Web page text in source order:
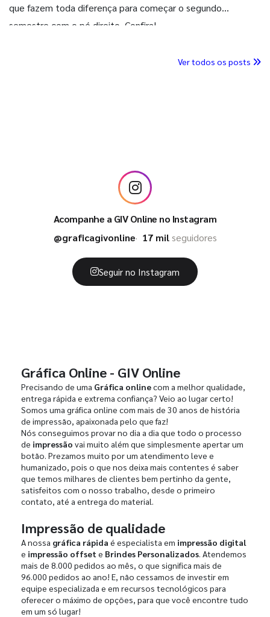
que fazem toda diferença para começar o segundo
semestre com o pé direito. Confira!
Ver todos os posts
Acompanhe a GIV Online no Instagram
@graficagivonline
17 milseguidores
Seguir no Instagram
Gráfica Online - GIV Online
Precisando de uma Gráfica onlinecom a melhor qualidade,
entrega rápida e extrema confiança? Veio ao lugar certo!
Somos uma gráfica online com mais de 30 anos de história
de impressão, apaixonada pelo que faz!
Nós conseguimos provar no dia a dia que todo o processo
de impressão vai muito além que simplesmente apertar um
botão. Prezamos muito por um atendimento leve e
humanizado, pois o que nos deixa mais contentes é saber
que temos milhares de clientes bem pertinho da gente,
satisfeitos com o nosso trabalho, desde o primeiro
contato, até a entrega do material.
Impressão de qualidade
A nossa gráfica rápida é especialista em impressão digital
e impressão offset e Brindes Personalizados. Atendemos
mais de 8.000 pedidos ao mês, o que significa mais de
96.000 pedidos ao ano! E, não cessamos de investir em
equipe especializada e em recursos tecnológicos para
oferecer o máximo de opções, para que você encontre tudo
em um só lugar!